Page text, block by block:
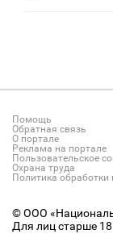
Помощь
Обратная связь
О портале
Реклама на портале
Пользовательское
Охрана труда
Политика
© ООО
Для лиц старше 18